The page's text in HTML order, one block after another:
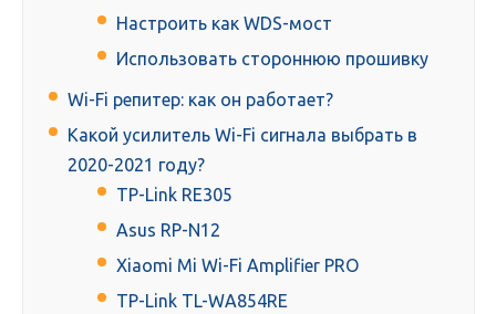
Настроить как WDS-мост
Использовать стороннюю прошивку
Wi-Fi репитер: как он работает?
Какой усилитель Wi-Fi сигнала выбрать в
2020-2021 году?
TP-Link RE305
Asus RP-N12
Xiaomi Mi Wi-Fi Amplifier PRO
TP-Link TL-WA854RE